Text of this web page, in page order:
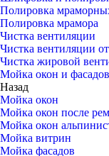
Полировка
Полировка мрамора
Чистка вентиляции
Чистка вентиляции
Чистка жировой
Мойка окон и фасадов
Назад
Мойка окон
Мойка окон после
Мойка окон
Мойка витрин
Мойка фасадов